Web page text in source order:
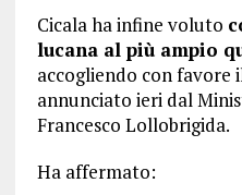
Cicala ha infine voluto
lucana al più ampio
accogliendo con
annunciato ieri dal
Francesco Lollobrigida.
Ha affermato: